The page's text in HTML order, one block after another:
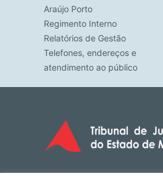
Araújo Porto
Regimento Interno
Relatórios de Gestão
Telefones, endereços e
atendimento ao público